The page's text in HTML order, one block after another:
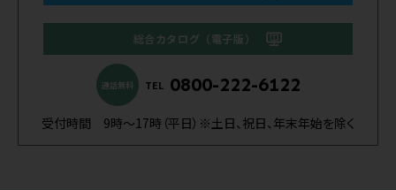
総合カタログ（電子版）
通話無料 TEL 0800-222-6122
受付時間 9時～17時（平日）※土日、祝日、年末年始を除く